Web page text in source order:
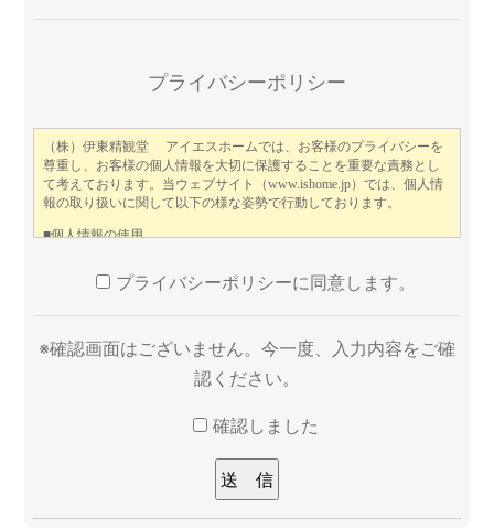
プライバシーポリシー
プライバシーポリシーに同意します。
※確認画面はございません。今一度、入力内容をご確
認ください。
確認しました